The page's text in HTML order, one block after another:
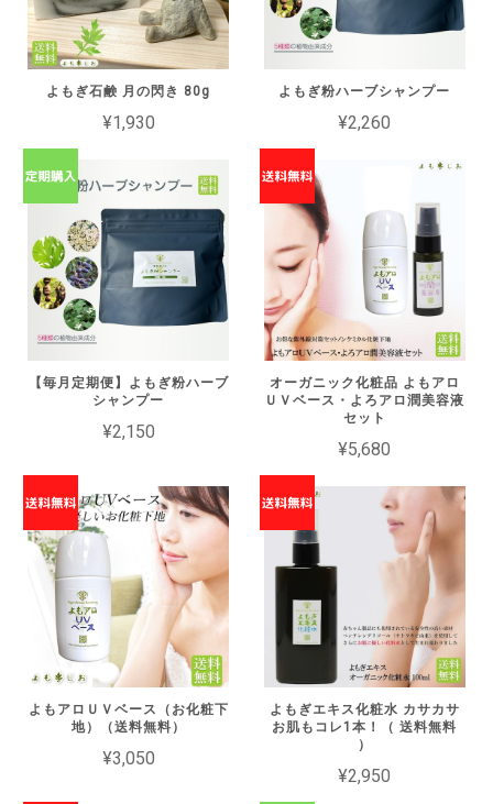
よもぎ石鹸 月の閃き 80g
¥1,930
よもぎ粉ハーブシャンプー
¥2,260
【毎月定期便】よもぎ粉ハーブ
シャンプー
¥2,150
オーガニック化粧品 よもアロ
ＵＶベース・よろアロ潤美容液
セット
¥5,680
よもアロＵＶベース（お化粧下
地）（送料無料）
¥3,050
よもぎエキス化粧水 カサカサ
お肌もコレ1本！（ 送料無料
）
¥2,950